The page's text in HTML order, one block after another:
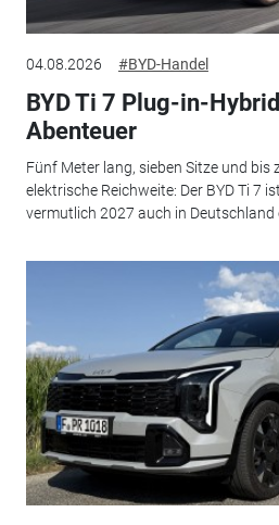
04.08.2026 #BYD-Handel
BYD Ti 7 Plug-in-
Abenteuer
Fünf Meter lang, sieben Sitze und bis
elektrische Reichweite: Der BYD Ti 7
vermutlich 2027 auch in Deutschland